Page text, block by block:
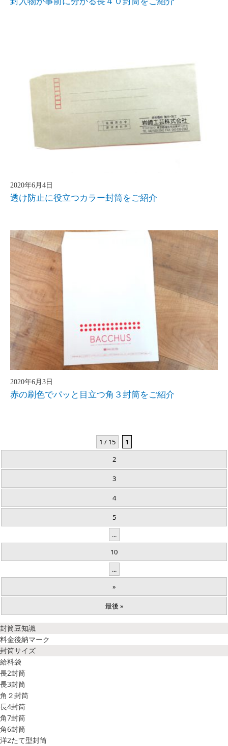
2020年6月4日
透け防止に役立つカラー封筒をご紹介
2020年6月3日
赤の刷色でパッと目立つ角３封筒をご紹介
1 / 15
1
2
3
4
5
...
10
...
»
最後 »
封筒豆知識
料金後納マーク
封筒サイズ
給料袋
長2封筒
長3封筒
角２封筒
長4封筒
角7封筒
角6封筒
洋2たて型封筒